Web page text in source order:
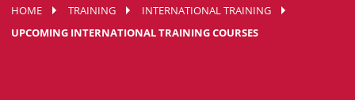
HOME TRAINING
INTERNATIONAL TRAINING
UPCOMING INTERNATIONAL TRAINING COURSES